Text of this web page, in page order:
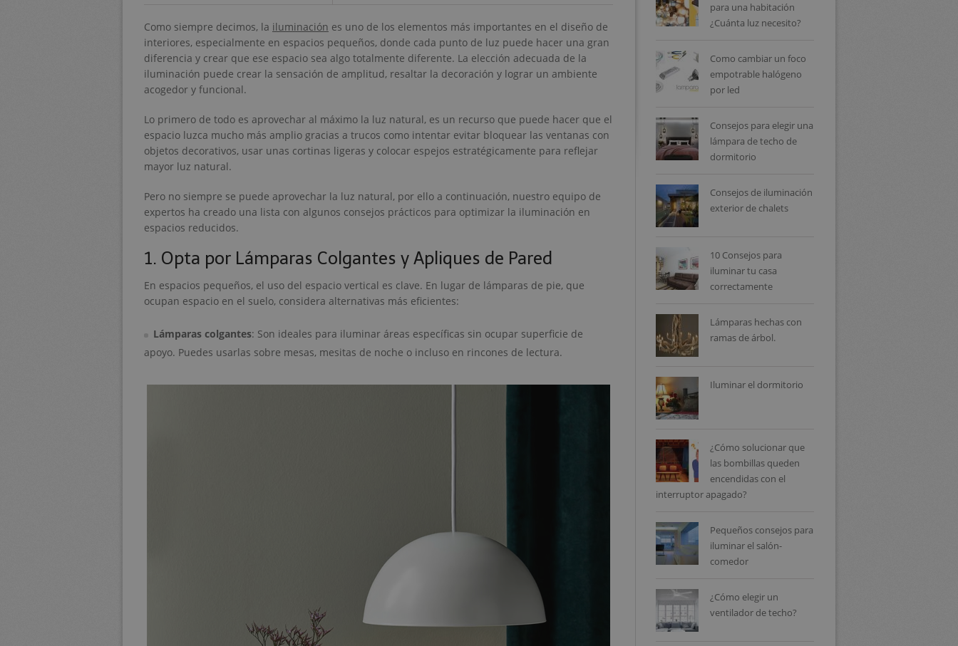
Como siempre decimos, la iluminación es uno de los elementos más importantes en el diseño de
interiores, especialmente en espacios pequeños, donde cada punto de luz puede hacer una gran
diferencia y crear que ese espacio sea algo totalmente diferente. La elección adecuada de la
iluminación puede crear la sensación de amplitud, resaltar la decoración y lograr un ambiente
acogedor y funcional.
Lo primero de todo es aprovechar al máximo la luz natural, es un recurso que puede hacer que el
espacio luzca mucho más amplio gracias a trucos como intentar evitar bloquear las ventanas con
objetos decorativos, usar unas cortinas ligeras y colocar espejos estratégicamente para reflejar
mayor luz natural.
Pero no siempre se puede aprovechar la luz natural, por ello a continuación, nuestro equipo de
expertos ha creado una lista con algunos consejos prácticos para optimizar la iluminación en
espacios reducidos.
1. Opta por Lámparas Colgantes y Apliques de Pared
En espacios pequeños, el uso del espacio vertical es clave. En lugar de lámparas de pie, que
ocupan espacio en el suelo, considera alternativas más eficientes:
Lámparas colgantes: Son ideales para iluminar áreas específicas sin ocupar superficie de
apoyo. Puedes usarlas sobre mesas, mesitas de noche o incluso en rincones de lectura.
para una habitación
¿Cuánta luz necesito?
Como cambiar un foco
empotrable halógeno
por led
Consejos para elegir una
lámpara de techo de
dormitorio
Consejos de iluminación
exterior de chalets
10 Consejos para
iluminar tu casa
correctamente
Lámparas hechas con
ramas de árbol.
Iluminar el dormitorio
¿Cómo solucionar que
las bombillas queden
encendidas con el
interruptor apagado?
Pequeños consejos para
iluminar el salón-
comedor
¿Cómo elegir un
ventilador de techo?